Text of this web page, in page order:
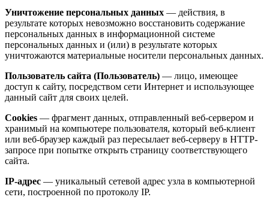
Уничтожение персональных данных — действия, в
результате которых невозможно восстановить содержание
персональных данных в информационной системе
персональных данных и (или) в результате которых
уничтожаются материальные носители персональных данных.
Пользователь сайта (Пользователь) — лицо, имеющее
доступ к сайту, посредством сети Интернет и использующее
данный сайт для своих целей.
Cookies — фрагмент данных, отправленный веб-сервером и
хранимый на компьютере пользователя, который веб-клиент
или веб-браузер каждый раз пересылает веб-серверу в HTTP-
запросе при попытке открыть страницу соответствующего
сайта.
IP-адрес — уникальный сетевой адрес узла в компьютерной
сети, построенной по протоколу IP.